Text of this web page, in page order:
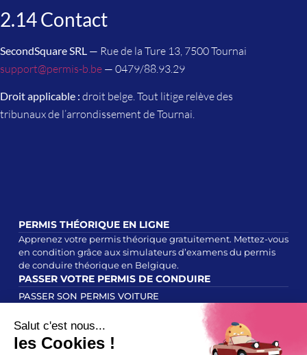
2.14 Contact
SecondSquare SRL — Rue de la Ture 13, 7500 Tournai
support@permis-b.be — 0479/88.93.29
Droit applicable : droit belge. Tout litige relève des
tribunaux de l’arrondissement de Tournai.
PERMIS THÉORIQUE EN LIGNE
Apprenez votre permis théorique gratuitement. Mettez-vous
en condition grâce aux simulateurs d’examens du permis
de conduire théorique en Belgique.
PASSER VOTRE PERMIS DE CONDUIRE
PASSER SON PERMIS VOITURE
PASSER SON PERMIS MOTO
TEST DE PERCEPTION DES RISQUES